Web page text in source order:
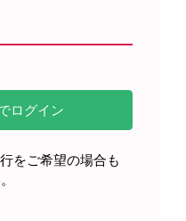
をご希望の場合も